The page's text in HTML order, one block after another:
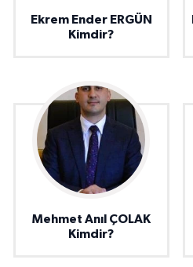
Ekrem Ender ERGÜN
Kimdir?
Mehmet Anıl ÇOLAK
Kimdir?